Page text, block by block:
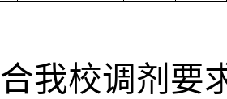
我校调剂要